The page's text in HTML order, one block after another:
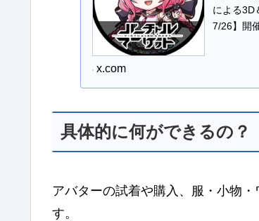
による3D
7/26】開
x.com
具体的に何ができるの？
アバターの試着や購入、服・小物
す。